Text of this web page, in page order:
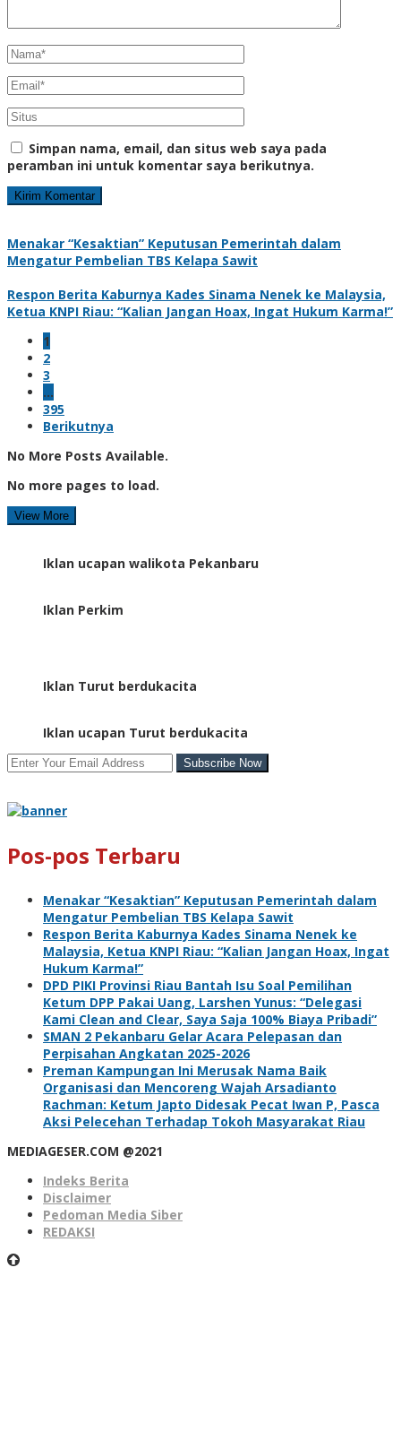
Simpan nama, email, dan situs web saya pada
peramban ini untuk komentar saya berikutnya.
Menakar “Kesaktian” Keputusan Pemerintah dalam
Mengatur Pembelian TBS Kelapa Sawit
Respon Berita Kaburnya Kades Sinama Nenek ke Malaysia,
Ketua KNPI Riau: “Kalian Jangan Hoax, Ingat Hukum Karma!”
1
2
3
…
395
Berikutnya
No More Posts Available.
No more pages to load.
View More
Iklan ucapan walikota Pekanbaru
Iklan Perkim
Iklan Turut berdukacita
Iklan ucapan Turut berdukacita
Pos-pos Terbaru
Menakar “Kesaktian” Keputusan Pemerintah dalam
Mengatur Pembelian TBS Kelapa Sawit
Respon Berita Kaburnya Kades Sinama Nenek ke
Malaysia, Ketua KNPI Riau: “Kalian Jangan Hoax, Ingat
Hukum Karma!”
DPD PIKI Provinsi Riau Bantah Isu Soal Pemilihan
Ketum DPP Pakai Uang, Larshen Yunus: “Delegasi
Kami Clean and Clear, Saya Saja 100% Biaya Pribadi”
SMAN 2 Pekanbaru Gelar Acara Pelepasan dan
Perpisahan Angkatan 2025-2026
Preman Kampungan Ini Merusak Nama Baik
Organisasi dan Mencoreng Wajah Arsadianto
Rachman: Ketum Japto Didesak Pecat Iwan P, Pasca
Aksi Pelecehan Terhadap Tokoh Masyarakat Riau
MEDIAGESER.COM @2021
Indeks Berita
Disclaimer
Pedoman Media Siber
REDAKSI